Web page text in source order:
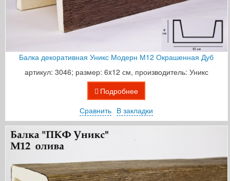
Балка декоративная Уникс Модерн М12 Окрашенная Дуб
артикул: 3046; размер: 6x12 см, производитель: Уникс
Подробнее
Сравнить В закладки